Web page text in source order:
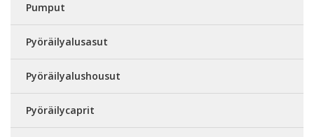
Pumput
Pyöräilyalusasut
Pyöräilyalushousut
Pyöräilycaprit